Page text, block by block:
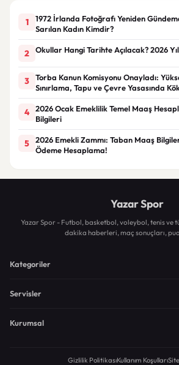
1
1972 İrlanda Fotoğrafı Yeniden
Sarılan Kadın Kimdir?
2 Okullar Hangi Tarihte Açılacak? 2026
3
Torba Kanun Komisyonu Onayladı:
Sınırlama, Tapu ve Çevre Yasasında
4
2026 Ocak Emeklilik Temel Maaş
Bilgileri
5
2026 Emekli Zammı: Taban Maaş
Ödeme Hesaplama!
Yazar Spor
Yazar Spor - Futbol, basketbol, voleybol, tenis ve
dakika haberleri, maç sonuçları,
Kategoriler
Servisler
Kurumsal
Gizlilik PolitikasıKullanım Koşulları